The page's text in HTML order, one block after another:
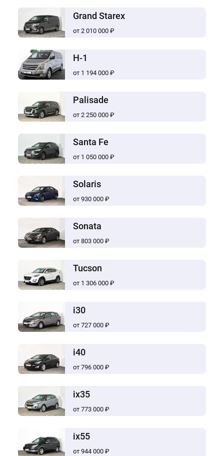
Grand Starex
от 2 010 000 ₽
H-1
от 1 194 000 ₽
Palisade
от 2 250 000 ₽
Santa Fe
от 1 050 000 ₽
Solaris
от 930 000 ₽
Sonata
от 803 000 ₽
Tucson
от 1 306 000 ₽
i30
от 727 000 ₽
i40
от 796 000 ₽
ix35
от 773 000 ₽
ix55
от 944 000 ₽